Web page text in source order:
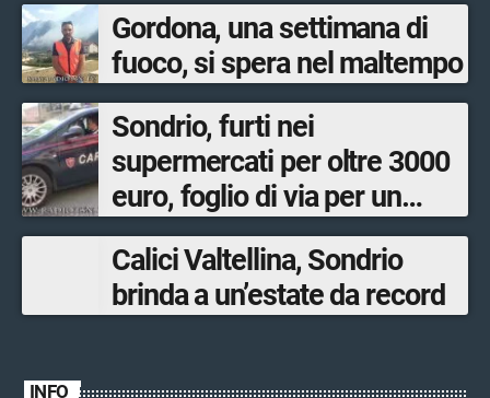
Gordona, una settimana di
fuoco, si spera nel maltempo
Sondrio, furti nei
supermercati per oltre 3000
euro, foglio di via per un
ventinovenne
Calici Valtellina, Sondrio
brinda a un’estate da record
INFO